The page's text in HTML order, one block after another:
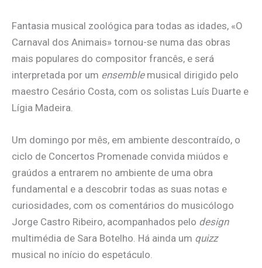
Fantasia musical zoológica para todas as idades, «O
Carnaval dos Animais» tornou-se numa das obras
mais populares do compositor francês, e será
interpretada por um ensemblemusical dirigido pelo
maestro Cesário Costa, com os solistas Luís Duarte e
Lígia Madeira.
Um domingo por mês, em ambiente descontraído, o
ciclo de Concertos Promenade convida miúdos e
graúdos a entrarem no ambiente de uma obra
fundamental e a descobrir todas as suas notas e
curiosidades, com os comentários do musicólogo
Jorge Castro Ribeiro, acompanhados pelo design
multimédia de Sara Botelho. Há ainda um quizz
musical no início do espetáculo.